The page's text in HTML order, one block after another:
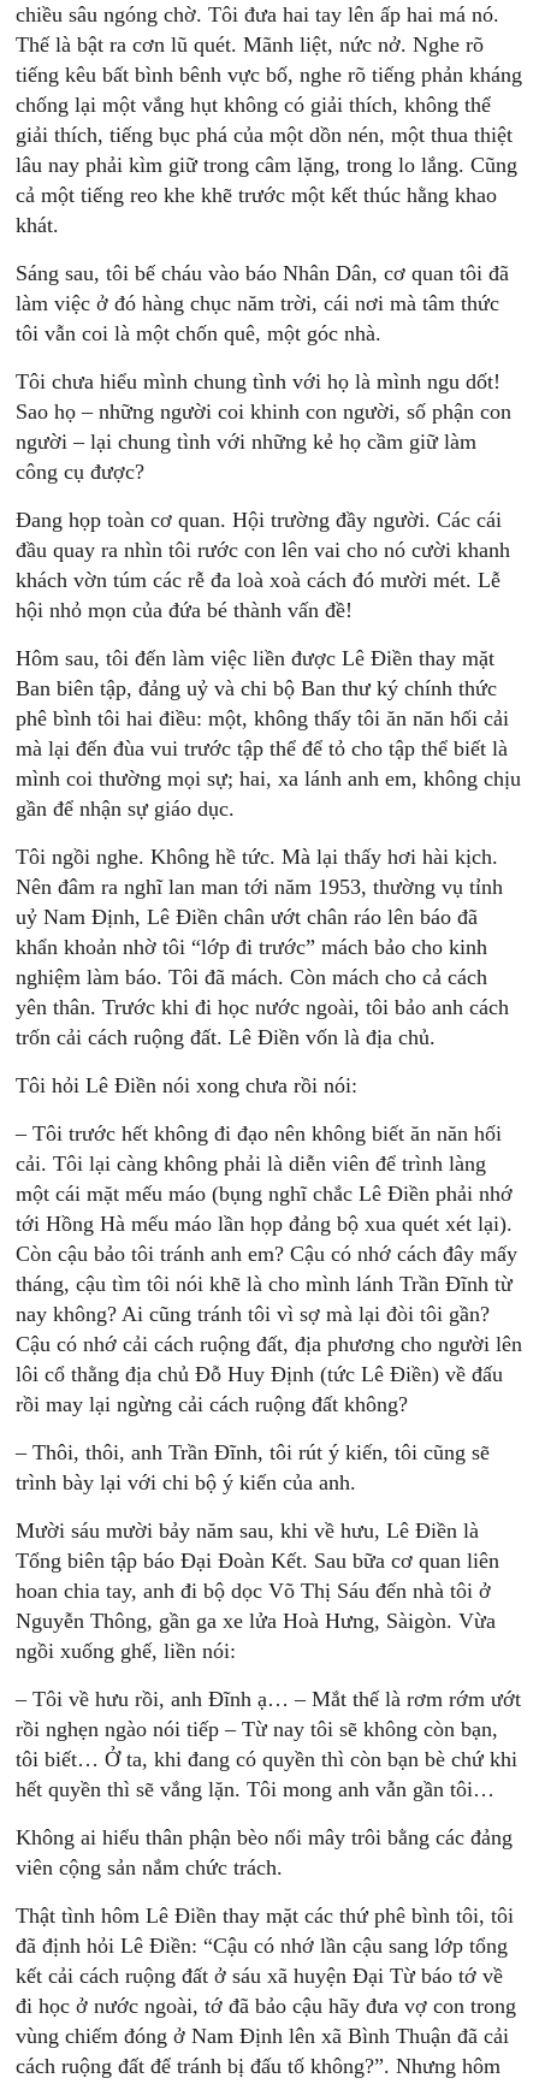
chiều sâu ngóng chờ. Tôi đưa hai tay lên ấp hai má nó.
Thế là bật ra cơn lũ quét. Mãnh liệt, nức nở. Nghe rõ
tiếng kêu bất bình bênh vực bố, nghe rõ tiếng phản kháng
chống lại một vắng hụt không có giải thích, không thể
giải thích, tiếng bục phá của một dồn nén, một thua thiệt
lâu nay phải kìm giữ trong câm lặng, trong lo lắng. Cũng
cả một tiếng reo khe khẽ trước một kết thúc hằng khao
khát.
Sáng sau, tôi bế cháu vào báo Nhân Dân, cơ quan tôi đã
làm việc ở đó hàng chục năm trời, cái nơi mà tâm thức
tôi vẫn coi là một chốn quê, một góc nhà.
Tôi chưa hiểu mình chung tình với họ là mình ngu dốt!
Sao họ – những người coi khinh con người, số phận con
người – lại chung tình với những kẻ họ cầm giữ làm
công cụ được?
Đang họp toàn cơ quan. Hội trường đầy người. Các cái
đầu quay ra nhìn tôi rước con lên vai cho nó cười khanh
khách vờn túm các rễ đa loà xoà cách đó mười mét. Lễ
hội nhỏ mọn của đứa bé thành vấn đề!
Hôm sau, tôi đến làm việc liền được Lê Điền thay mặt
Ban biên tập, đảng uỷ và chi bộ Ban thư ký chính thức
phê bình tôi hai điều: một, không thấy tôi ăn năn hối cải
mà lại đến đùa vui trước tập thể để tỏ cho tập thể biết là
mình coi thường mọi sự; hai, xa lánh anh em, không chịu
gần để nhận sự giáo dục.
Tôi ngồi nghe. Không hề tức. Mà lại thấy hơi hài kịch.
Nên đâm ra nghĩ lan man tới năm 1953, thường vụ tỉnh
uỷ Nam Định, Lê Điền chân ướt chân ráo lên báo đã
khẩn khoản nhờ tôi “lớp đi trước” mách bảo cho kinh
nghiệm làm báo. Tôi đã mách. Còn mách cho cả cách
yên thân. Trước khi đi học nước ngoài, tôi bảo anh cách
trốn cải cách ruộng đất. Lê Điền vốn là địa chủ.
Tôi hỏi Lê Điền nói xong chưa rồi nói:
– Tôi trước hết không đi đạo nên không biết ăn năn hối
cải. Tôi lại càng không phải là diễn viên để trình làng
một cái mặt mếu máo (bụng nghĩ chắc Lê Điền phải nhớ
tới Hồng Hà mếu máo lần họp đảng bộ xua quét xét lại).
Còn cậu bảo tôi tránh anh em? Cậu có nhớ cách đây mấy
tháng, cậu tìm tôi nói khẽ là cho mình lánh Trần Đĩnh từ
nay không? Ai cũng tránh tôi vì sợ mà lại đòi tôi gần?
Cậu có nhớ cải cách ruộng đất, địa phương cho người lên
lôi cổ thằng địa chủ Đỗ Huy Định (tức Lê Điền) về đấu
rồi may lại ngừng cải cách ruộng đất không?
– Thôi, thôi, anh Trần Đĩnh, tôi rút ý kiến, tôi cũng sẽ
trình bày lại với chi bộ ý kiến của anh.
Mười sáu mười bảy năm sau, khi về hưu, Lê Điền là
Tổng biên tập báo Đại Đoàn Kết. Sau bữa cơ quan liên
hoan chia tay, anh đi bộ dọc Võ Thị Sáu đến nhà tôi ở
Nguyễn Thông, gần ga xe lửa Hoà Hưng, Sàigòn. Vừa
ngồi xuống ghế, liền nói:
– Tôi về hưu rồi, anh Đĩnh ạ… – Mắt thế là rơm rớm ướt
rồi nghẹn ngào nói tiếp – Từ nay tôi sẽ không còn bạn,
tôi biết… Ở ta, khi đang có quyền thì còn bạn bè chứ khi
hết quyền thì sẽ vắng lặn. Tôi mong anh vẫn gần tôi…
Không ai hiểu thân phận bèo nổi mây trôi bằng các đảng
viên cộng sản nắm chức trách.
Thật tình hôm Lê Điền thay mặt các thứ phê bình tôi, tôi
đã định hỏi Lê Điền: “Cậu có nhớ lần cậu sang lớp tổng
kết cải cách ruộng đất ở sáu xã huyện Đại Từ báo tớ về
đi học ở nước ngoài, tớ đã bảo cậu hãy đưa vợ con trong
vùng chiếm đóng ở Nam Định lên xã Bình Thuận đã cải
cách ruộng đất để tránh bị đấu tố không?”. Nhưng hôm